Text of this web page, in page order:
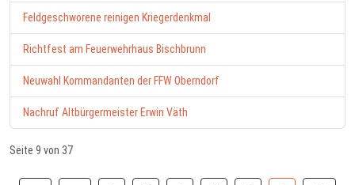
Feldgeschworene reinigen Kriegerdenkmal
Richtfest am Feuerwehrhaus Bischbrunn
Neuwahl Kommandanten der FFW Oberndorf
Nachruf Altbürgermeister Erwin Väth
Seite 9 von 37